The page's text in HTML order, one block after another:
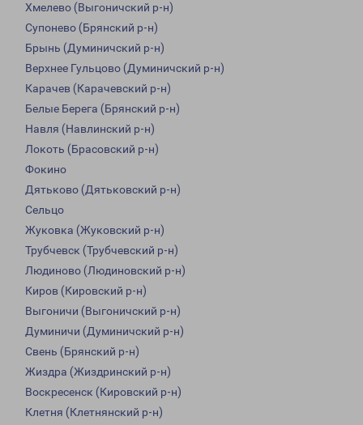
Хмелево (Выгоничский р-н)
Супонево (Брянский р-н)
Брынь (Думиничский р-н)
Верхнее Гульцово (Думиничский р-н)
Карачев (Карачевский р-н)
Белые Берега (Брянский р-н)
Навля (Навлинский р-н)
Локоть (Брасовский р-н)
Фокино
Дятьково (Дятьковский р-н)
Сельцо
Жуковка (Жуковский р-н)
Трубчевск (Трубчевский р-н)
Людиново (Людиновский р-н)
Киров (Кировский р-н)
Выгоничи (Выгоничский р-н)
Думиничи (Думиничский р-н)
Свень (Брянский р-н)
Жиздра (Жиздринский р-н)
Воскресенск (Кировский р-н)
Клетня (Клетнянский р-н)